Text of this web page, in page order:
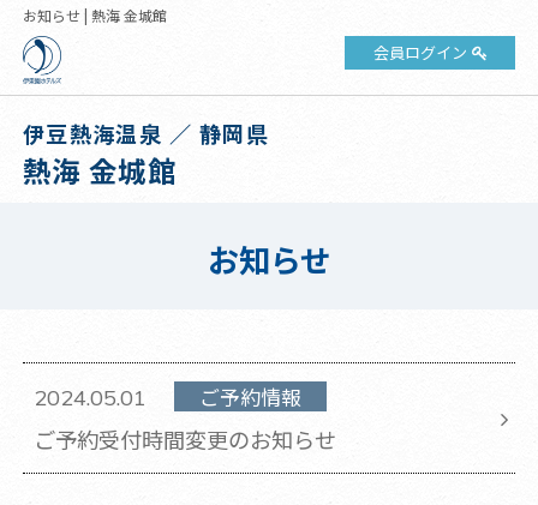
お知らせ | 熱海 金城館
会員ログイン
伊豆熱海温泉 ／ 静岡県
熱海 金城館
お知らせ
2024.05.01 ご予約情報
ご予約受付時間変更のお知らせ